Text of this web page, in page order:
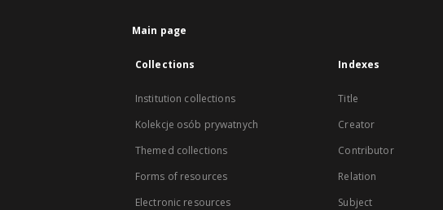
Main page
Collections
Institution collections
Kolekcje osób prywatnych
Themed collections
Forms of resources
Electronic resources
Indexes
Title
Creator
Contributor
Relation
Subject